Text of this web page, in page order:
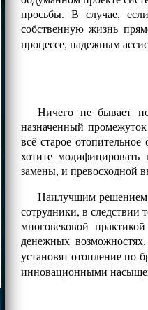
просьбы. В случае,
собственную жизнь
процессе, надежным
Ничего не бывает
назначенный
всё старое
хотите
замены, и превосходной
Наилучшим решением
сотрудники, в
многовековой
денежных
установят отопление по
инновационными